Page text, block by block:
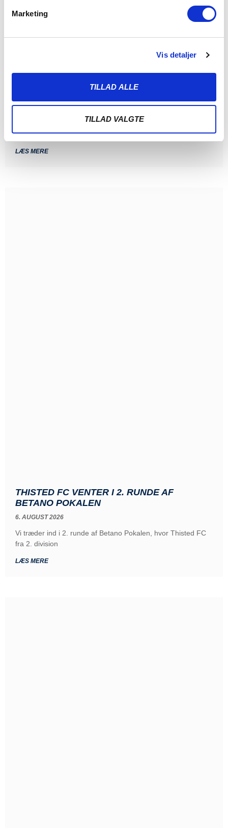
Marketing
Vis detaljer
TILLAD ALLE
TILLAD VALGTE
ALBERT RRAHMANI UDLEJES TIL
divisionsklubben Nykøbing FC i hele 2026/2027-sæsonen.
Sønderjyske Fodbold
LÆS MERE
THISTED FC VENTER I 2. RUNDE AF
BETANO POKALEN
6. AUGUST 2026
Vi træder ind i 2. runde af Betano Pokalen, hvor Thisted FC
fra 2. division
LÆS MERE